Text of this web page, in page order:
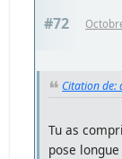
#72
Citation de:
Tu as
pose longue